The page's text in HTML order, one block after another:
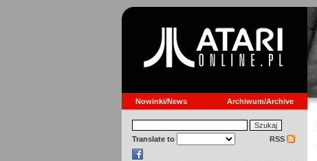
Nowinki/News Archiwum/Archive
Translate to RSS